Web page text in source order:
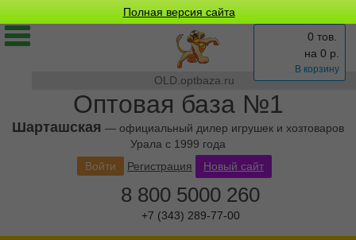
Полная версия сайта
OLD.optbaza.ru
Оптовая база №1
Шарташская — официальный дилер игрушек и хозтоваров
Урала с 1999 года
0 тов.
на 0 р.
В корзину
Войти Регистрация Новый сайт
8 800 5000 260
+7 (343) 289-77-00